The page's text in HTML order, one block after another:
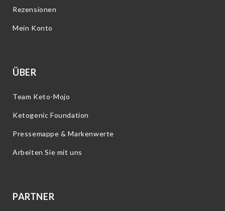
Rezensionen
Mein Konto
ÜBER
Team Keto-Mojo
Ketogenic Foundation
Pressemappe & Markenwerte
Arbeiten Sie mit uns
PARTNER